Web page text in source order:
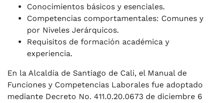
Conocimientos básicos y esenciales.
Competencias comportamentales: Comunes y
por Niveles Jerárquicos.
Requisitos de formación académica y
experiencia.
En la Alcaldía de Santiago de Cali, el Manual de
Funciones y Competencias Laborales fue adoptado
mediante Decreto No. 411.0.20.0673 de diciembre 6